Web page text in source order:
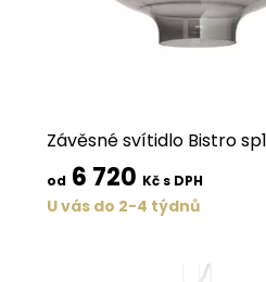
Závěsné svítidlo Bistro
od 6 720 Kč s DPH
U vás do 2-4 týdnů